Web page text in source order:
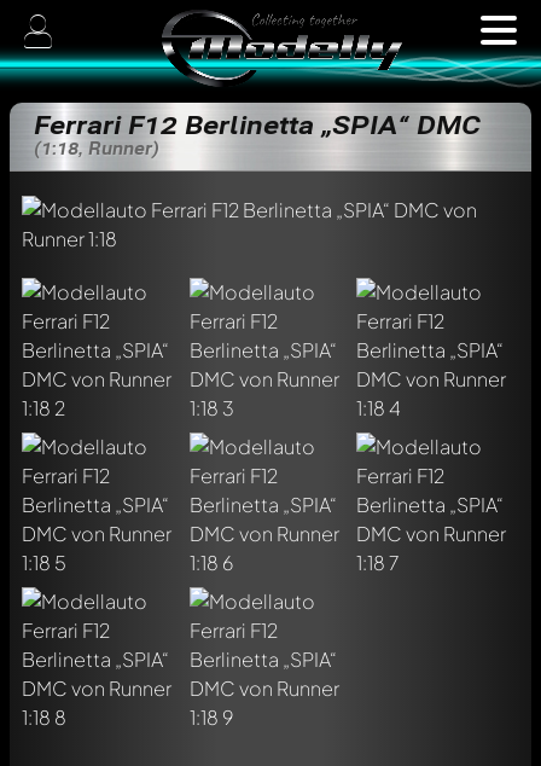
Ferrari F12 Berlinetta „SPIA“ DMC
(1:18, Runner)